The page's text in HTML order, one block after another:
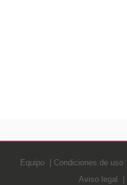
Equipo Condiciones de uso
Aviso legal